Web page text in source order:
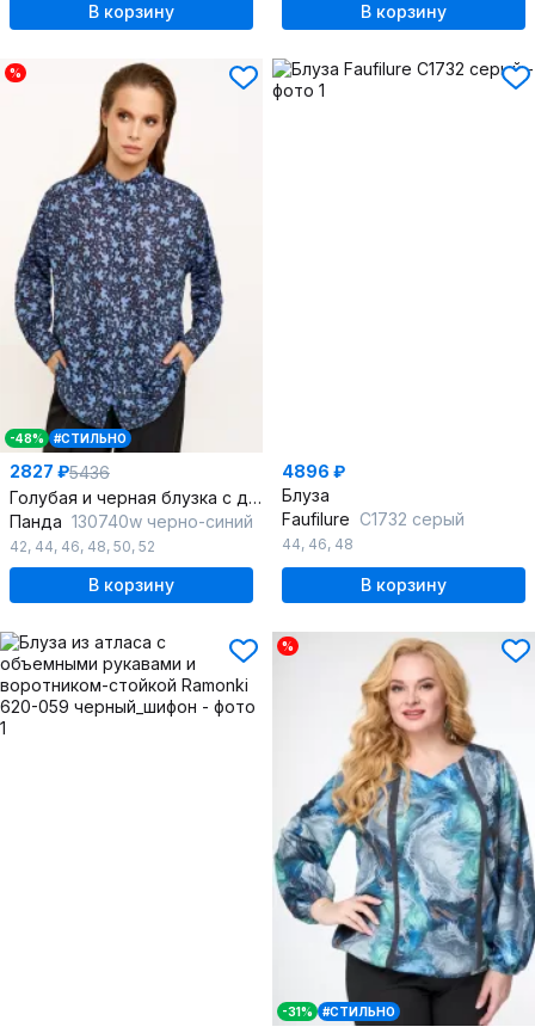
В корзину В корзину
%
-48% #СТИЛЬНО
2827 ₽5436
Голубая и черная блузка с длинным рукавом для офиса
Панда 130740w черно-синий
42, 44, 46, 48, 50, 52
В корзину
4896 ₽
Блуза
Faufilure C1732 серый
44, 46, 48
В корзину
%
-31% #СТИЛЬНО